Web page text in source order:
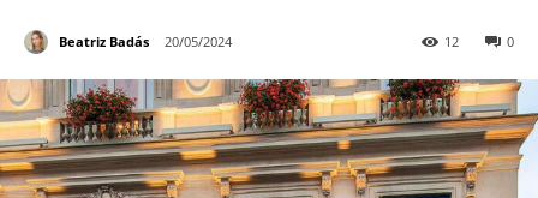
Beatriz Badás 20/05/2024 0
12